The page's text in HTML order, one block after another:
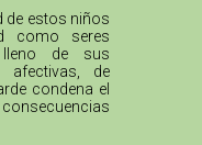
de estos niños
como seres
lleno de sus
afectivas, de
condena el